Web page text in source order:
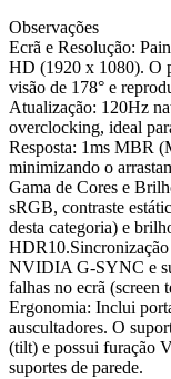
Observações
Ecrã e Resolução:
HD (1920 x 1080). O
visão de 178° e
Atualização: 120Hz
overclocking, ideal
Resposta: 1ms MBR
minimizando o
Gama de Cores e
sRGB, contraste
desta categoria) e
NVIDIA G-SYNC e
falhas no ecrã (screen
Ergonomia: Inclui
auscultadores. O
(tilt) e possui furação
suportes de parede.